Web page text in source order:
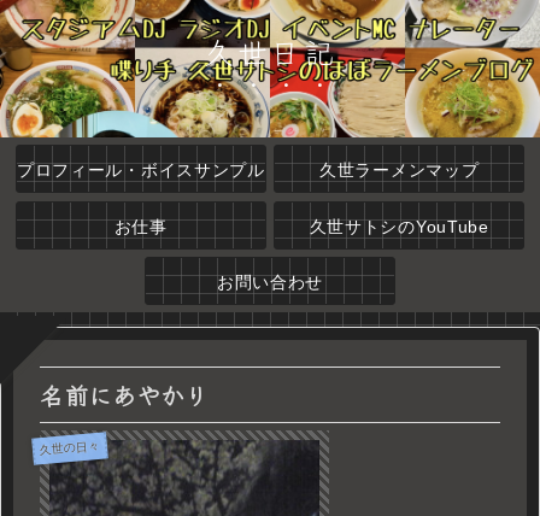
久世日記
プロフィール・ボイスサンプル 久世ラーメンマップ
お仕事 久世サトシのYouTube
お問い合わせ
名前にあやかり
久世の日々